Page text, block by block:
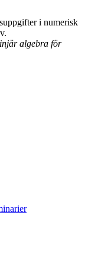
i numerisk
algebra för